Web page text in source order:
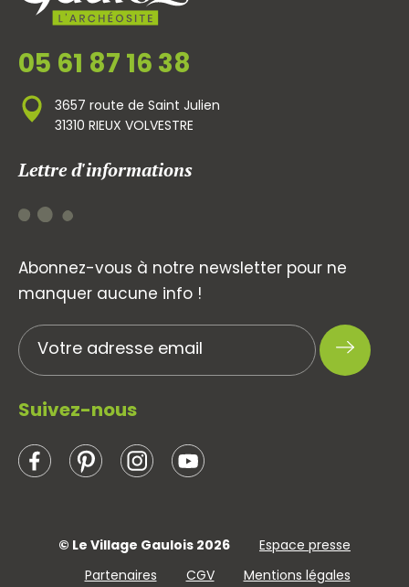
05 61 87 16 38
3657 route de Saint Julien
31310 RIEUX VOLVESTRE
Lettre d'informations
Abonnez-vous à notre newsletter pour ne
manquer aucune info !
Suivez-nous
© Le Village Gaulois 2026
Espace presse
Partenaires
CGV
Mentions légales